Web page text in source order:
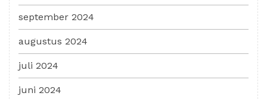
september 2024
augustus 2024
juli 2024
juni 2024